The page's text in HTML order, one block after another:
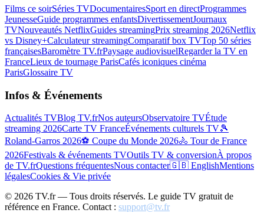
Films ce soirSéries TVDocumentairesSport en directProgrammes
JeunesseGuide programmes enfantsDivertissementJournaux
TVNouveautés NetflixGuides streamingPrix streaming 2026Netflix
vs Disney+Calculateur streamingComparatif box TVTop 50 séries
françaisesBaromètre TV.frPaysage audiovisuelRegarder la TV en
FranceLieux de tournage ParisCafés iconiques cinéma
ParisGlossaire TV
Infos & Événements
Actualités TVBlog TV.frNos auteursObservatoire TVÉtude
streaming 2026Carte TV FranceÉvénements culturels TV🎾
Roland-Garros 2026⚽ Coupe du Monde 2026🚴 Tour de France
2026Festivals & événements TVOutils TV & conversionÀ propos
de TV.frQuestions fréquentesNous contacter🇬🇧 EnglishMentions
légalesCookies & Vie privée
© 2026 TV.fr — Tous droits réservés. Le guide TV gratuit de
référence en France. Contact : support@tv.fr